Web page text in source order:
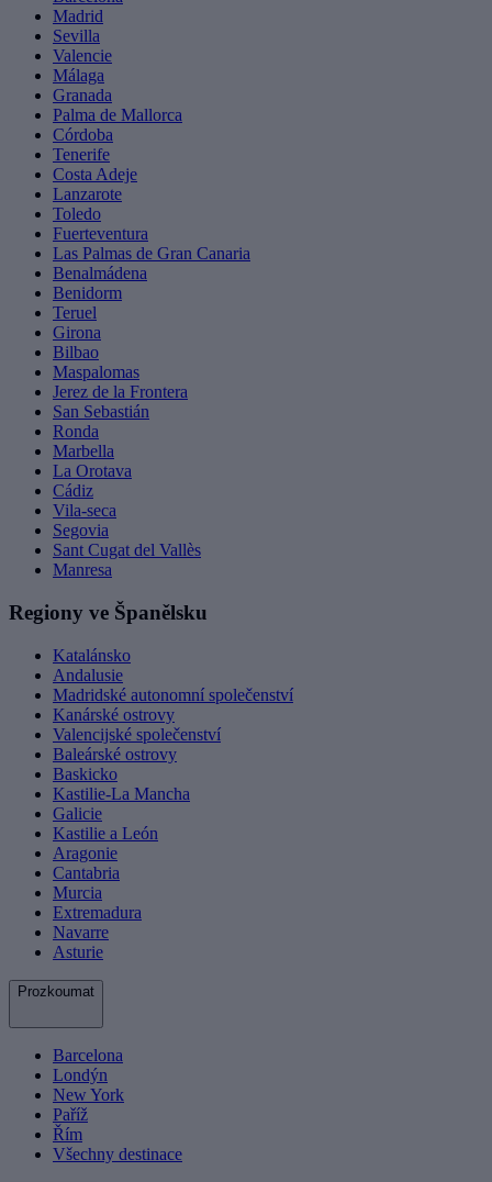
Madrid
Sevilla
Valencie
Málaga
Granada
Palma de Mallorca
Córdoba
Tenerife
Costa Adeje
Lanzarote
Toledo
Fuerteventura
Las Palmas de Gran Canaria
Benalmádena
Benidorm
Teruel
Girona
Bilbao
Maspalomas
Jerez de la Frontera
San Sebastián
Ronda
Marbella
La Orotava
Cádiz
Vila-seca
Segovia
Sant Cugat del Vallès
Manresa
Regiony ve Španělsku
Katalánsko
Andalusie
Madridské autonomní společenství
Kanárské ostrovy
Valencijské společenství
Baleárské ostrovy
Baskicko
Kastilie-La Mancha
Galicie
Kastilie a León
Aragonie
Cantabria
Murcia
Extremadura
Navarre
Asturie
Prozkoumat
Barcelona
Londýn
New York
Paříž
Řím
Všechny destinace